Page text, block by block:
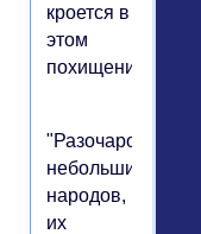
кроется в
этом
похищении...
небольших
народов,
их